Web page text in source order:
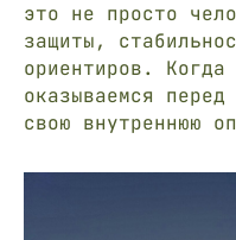
это не просто
защиты,
ориентиров.
оказываемся
свою внутреннюю